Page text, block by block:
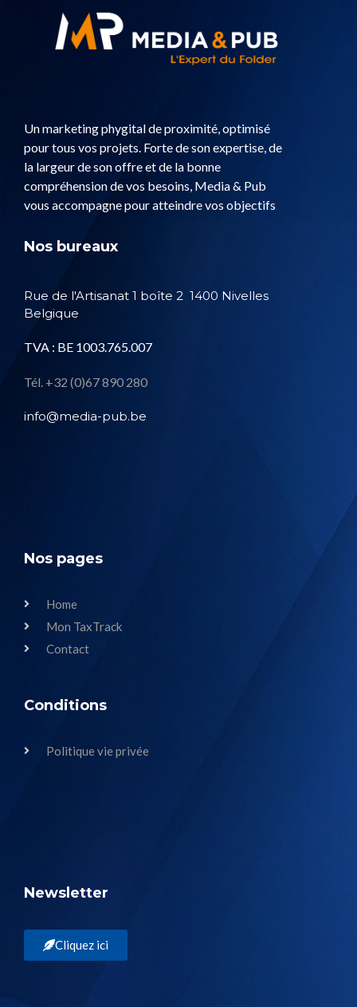
Un marketing phygital de proximité, optimisé
pour tous vos projets. Forte de son expertise, de
la largeur de son offre et de la bonne
compréhension de vos besoins, Media & Pub
vous accompagne pour atteindre vos objectifs
Nos bureaux
Rue de l'Artisanat 1 boîte 2 1400 Nivelles
Belgique
TVA : BE 1003.765.007
Tél. +32 (0)67 890 280
info@media-pub.be
Nos pages
Home
Mon TaxTrack
Contact
Conditions
Politique vie privée
Newsletter
Cliquez ici